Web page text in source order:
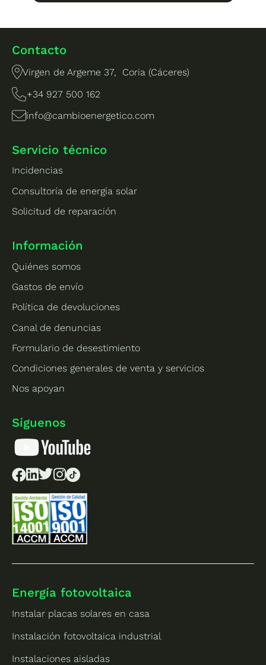
Contacto
Virgen de Argeme 37, Coria (Cáceres)
+34 927 500 162
info@cambioenergetico.com
Servicio técnico
Incidencias
Consultoría de energía solar
Solicitud de reparación
Información
Quiénes somos
Gastos de envío
Política de devoluciones
Canal de denuncias
Formulario de desestimiento
Condiciones generales de venta y servicios
Nos apoyan
Síguenos
Energía fotovoltaica
Instalar placas solares en casa
Instalación fotovoltaica industrial
Instalaciones aisladas